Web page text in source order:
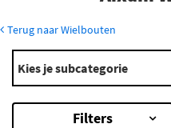
Terug naar Wielbouten
Modellen
400
500
Kies je subcategorie
Filters